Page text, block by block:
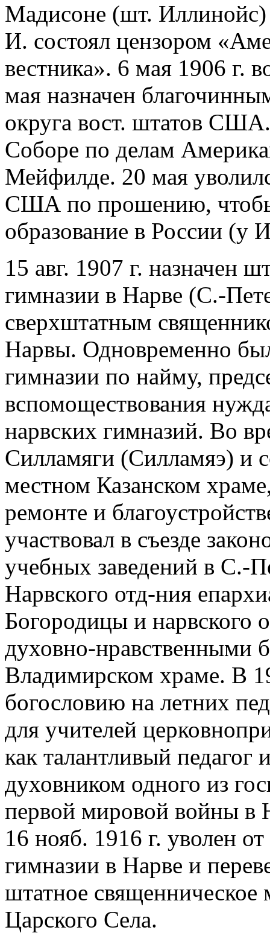
Мадисоне (шт.
И. состоял цензором
вестника». 6 мая 1906 г.
мая назначен
округа вост. штатов
Соборе по делам
Мейфилде. 20 мая
США по прошению,
образование в России (у
15 авг. 1907 г. назначен
гимназии в Нарве (С.-
сверхштатным
Нарвы. Одновременно
гимназии по найму,
вспомоществования
нарвских гимназий. Во
Силламяги (Силламяэ) и
местном Казанском
ремонте и
участвовал в съезде
учебных заведений в С.-
Нарвского отд-ния
Богородицы и нарвского
духовно-нравственными
Владимирском храме. В
богословию на летних
для учителей
как талантливый педагог
духовником одного из
первой мировой войны в
16 нояб. 1916 г. уволен
гимназии в Нарве и
штатное священническое
Царского Села.